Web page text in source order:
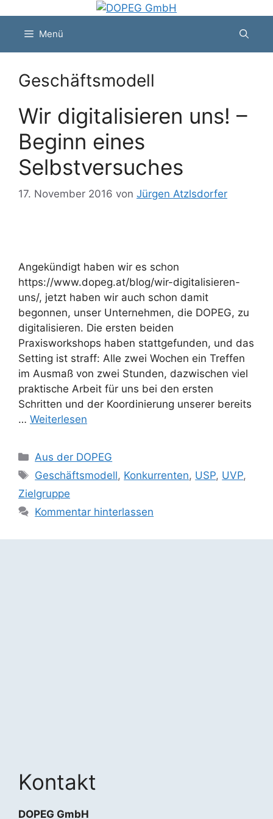
springenMenü
Geschäftsmodell
Wir digitalisieren uns! –
Beginn eines
Selbstversuches
17. November 2016 von Jürgen Atzlsdorfer
Angekündigt haben wir es schon
https://www.dopeg.at/blog/wir-digitalisieren-
uns/, jetzt haben wir auch schon damit
begonnen, unser Unternehmen, die DOPEG, zu
digitalisieren. Die ersten beiden
Praxisworkshops haben stattgefunden, und das
Setting ist straff: Alle zwei Wochen ein Treffen
im Ausmaß von zwei Stunden, dazwischen viel
praktische Arbeit für uns bei den ersten
Schritten und der Koordinierung unserer bereits
… Weiterlesen
Kategorien
Aus der DOPEG
Schlagwörter
Geschäftsmodell, Konkurrenten, USP, UVP,
Zielgruppe
Kommentar hinterlassen
Kontakt
DOPEG GmbH